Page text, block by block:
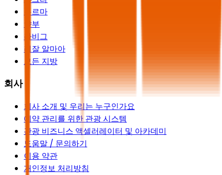
두르마
얀부
라비그
리잘 알마아
모든 지방
회사
회사 소개 및 우리는 누구인가요
예약 관리를 위한 관광 시스템
관광 비즈니스 액셀러레이터 및 아카데미
도움말 / 문의하기
이용 약관
개인정보 처리방침